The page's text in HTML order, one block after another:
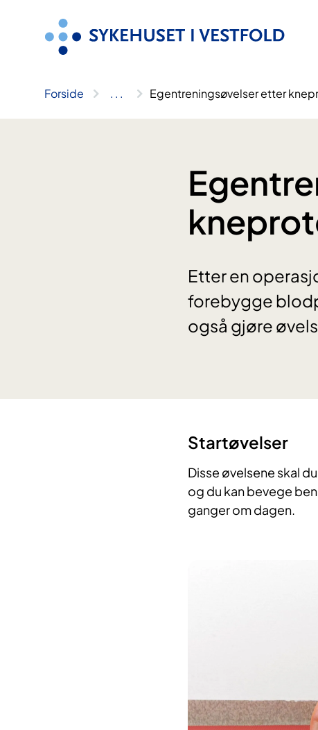
Forside .. . Egentreningsøvelser etter
Etter en
forebygge
også gjøre
Startøvelser
Disse øvelsene skal
og du kan bevege
ganger om dagen.